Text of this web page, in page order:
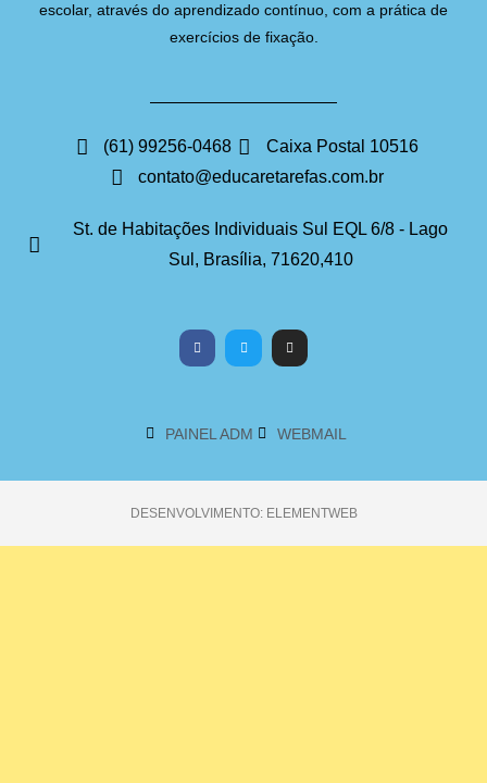
escolar, através do aprendizado contínuo, com a prática de
exercícios de fixação.
(61) 99256-0468
Caixa Postal 10516
contato@educaretarefas.com.br
St. de Habitações Individuais Sul EQL 6/8 - Lago
Sul, Brasília, 71620,410
PAINEL ADM WEBMAIL
DESENVOLVIMENTO: ELEMENTWEB